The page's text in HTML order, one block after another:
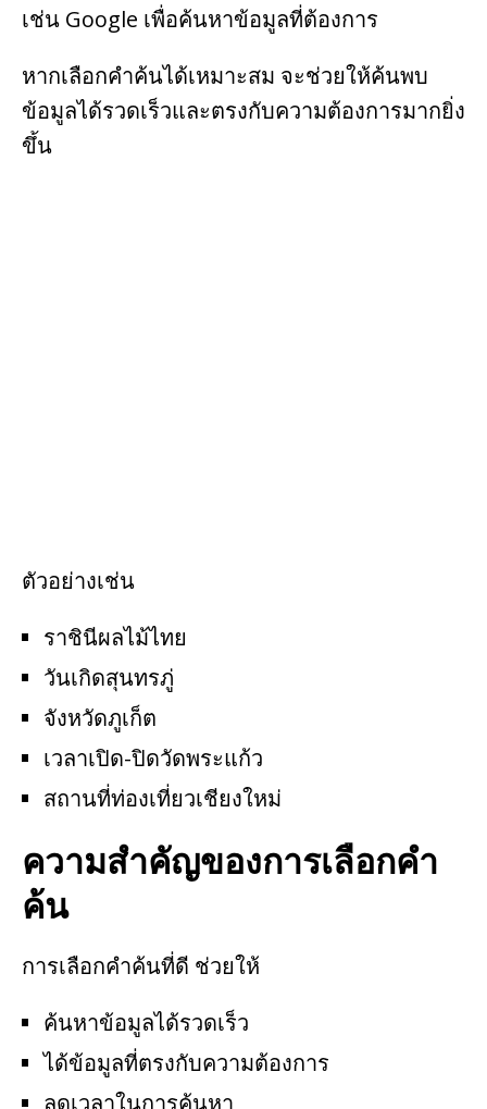
เช่น Google เพื่อค้นหาข้อมูลที่ต้องการ
หากเลือกคำค้นได้เหมาะสม จะช่วยให้ค้นพบ
ข้อมูลได้รวดเร็วและตรงกับความต้องการมากยิ่ง
ขึ้น
ตัวอย่างเช่น
ราชินีผลไม้ไทย
วันเกิดสุนทรภู่
จังหวัดภูเก็ต
เวลาเปิด-ปิดวัดพระแก้ว
สถานที่ท่องเที่ยวเชียงใหม่
ความสำคัญของการเลือกคำ
ค้น
การเลือกคำค้นที่ดี ช่วยให้
ค้นหาข้อมูลได้รวดเร็ว
ได้ข้อมูลที่ตรงกับความต้องการ